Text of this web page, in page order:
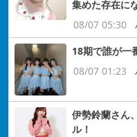
集めた存在に
08/07 05:30
18期で誰が一
08/07 01:23
伊勢鈴蘭さん
ル！